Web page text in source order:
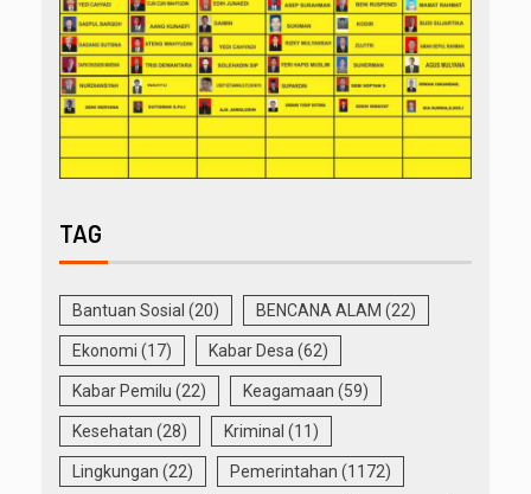
TAG
Bantuan Sosial (20) BENCANA ALAM (22)
Ekonomi (17) Kabar Desa (62)
Kabar Pemilu (22) Keagamaan (59)
Kesehatan (28) Kriminal (11)
Lingkungan (22) Pemerintahan (1172)